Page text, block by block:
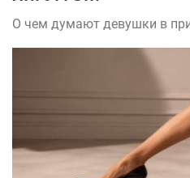
О чем думают девушки в